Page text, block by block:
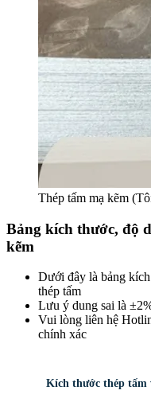
Thép tấm mạ kẽm
Bảng kích thước, độ
kẽm
Dưới đây là bảng
thép tấm
Lưu ý dung sai là
Vui lòng liên hệ
chính xác
Kích thước thép tấm